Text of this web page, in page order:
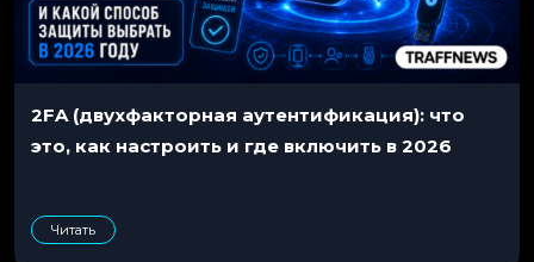
2FA (двухфакторная аутентификация): что
это, как настроить и где включить в 2026
Читать